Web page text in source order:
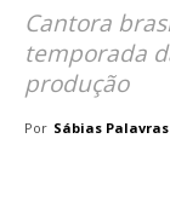
Cantora
temporada
produção
Por Sábias Palavras